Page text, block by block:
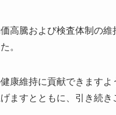
高騰および検査体制の
。
康維持に貢献できます
ますとともに、引き続